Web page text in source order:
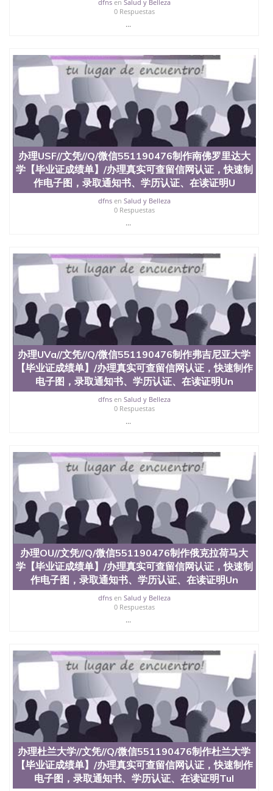
士做文凭/购买澳洲大学毕业证成绩单假文凭学历办
理SDSU//文凭//Q/微信551190476制作圣地亚哥州立
大学【毕业证成绩单】/办理真实可查留信网认证，
San Diego State University
dfnsen Salud y Belleza
0 Respuestas
...
办理USF//文凭//Q/微信551190476制作南佛罗里达大
学【毕业证成绩单】/办理真实可查留信网认证，快速制
作电子图，录取通知书、学历认证、在读证明U
dfnsen Salud y Belleza
0 Respuestas
...
办理UVa//文凭//Q/微信551190476制作弗吉尼亚大学
【毕业证成绩单】/办理真实可查留信网认证，快速制作
电子图，录取通知书、学历认证、在读证明Un
dfnsen Salud y Belleza
0 Respuestas
...
办理OU//文凭//Q/微信551190476制作俄克拉荷马大
学【毕业证成绩单】/办理真实可查留信网认证，快速制
作电子图，录取通知书、学历认证、在读证明Un
dfnsen Salud y Belleza
0 Respuestas
...
办理杜兰大学//文凭//Q/微信551190476制作杜兰大学
【毕业证成绩单】/办理真实可查留信网认证，快速制作
电子图，录取通知书、学历认证、在读证明Tul